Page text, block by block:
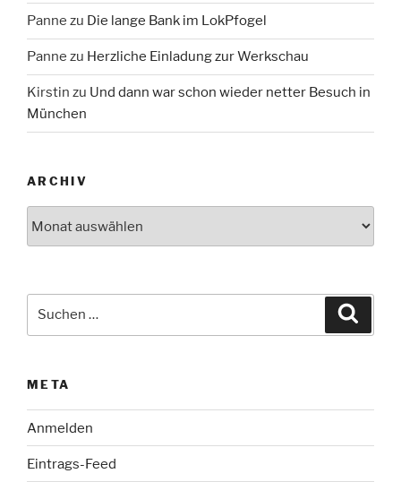
Panne zu Die lange Bank im LokPfogel
Panne zu Herzliche Einladung zur Werkschau
Kirstin zu Und dann war schon wieder netter Besuch in
München
ARCHIV
META
Anmelden
Eintrags-Feed